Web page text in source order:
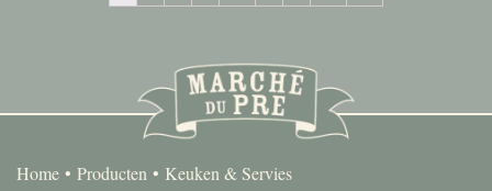
Home Producten Keuken & Servies